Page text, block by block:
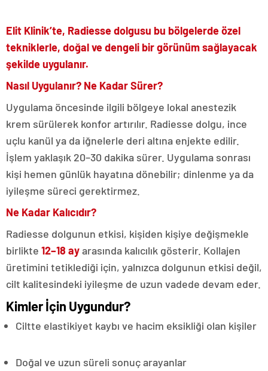
Elit Klinik’te, Radiesse dolgusu bu bölgelerde özel
tekniklerle, doğal ve dengeli bir görünüm sağlayacak
şekilde uygulanır.
Nasıl Uygulanır? Ne Kadar Sürer?
Uygulama öncesinde ilgili bölgeye lokal anestezik
krem sürülerek konfor artırılır. Radiesse dolgu, ince
uçlu kanül ya da iğnelerle deri altına enjekte edilir.
İşlem yaklaşık 20–30 dakika sürer. Uygulama sonrası
kişi hemen günlük hayatına dönebilir; dinlenme ya da
iyileşme süreci gerektirmez.
Ne Kadar Kalıcıdır?
Radiesse dolgunun etkisi, kişiden kişiye değişmekle
birlikte 12–18 ayarasında kalıcılık gösterir. Kollajen
üretimini tetiklediği için, yalnızca dolgunun etkisi değil,
cilt kalitesindeki iyileşme de uzun vadede devam eder.
Kimler İçin Uygundur?
Ciltte elastikiyet kaybı ve hacim eksikliği olan kişiler
Doğal ve uzun süreli sonuç arayanlar